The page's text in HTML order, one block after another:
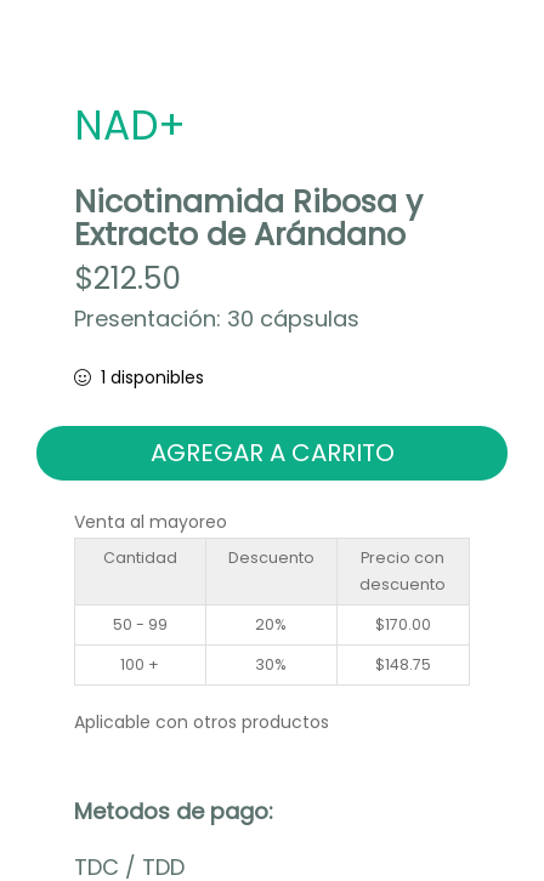
NAD+
Nicotinamida Ribosa y
Extracto de Arándano
$212.50
Presentación: 30 cápsulas
1 disponibles
AGREGAR A CARRITO
Venta al mayoreo
Cantidad Descuento
Precio con
descuento
50 - 99
20% $170.00
100 +
30% $148.75
Aplicable con otros productos
Metodos de pago:
TDC / TDD